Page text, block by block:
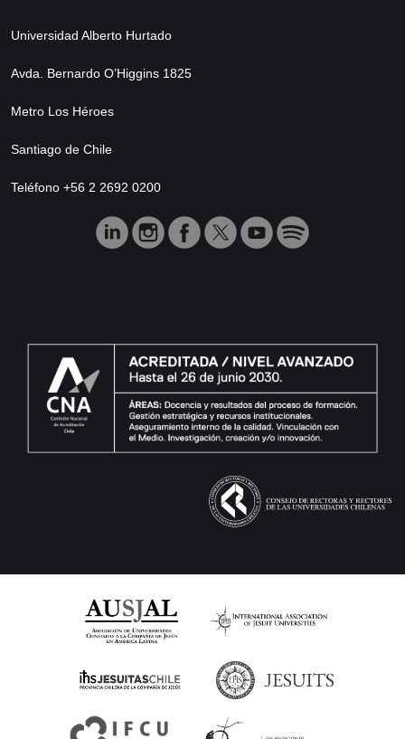
Universidad Alberto Hurtado
Avda. Bernardo O’Higgins 1825
Metro Los Héroes
Santiago de Chile
Teléfono +56 2 2692 0200